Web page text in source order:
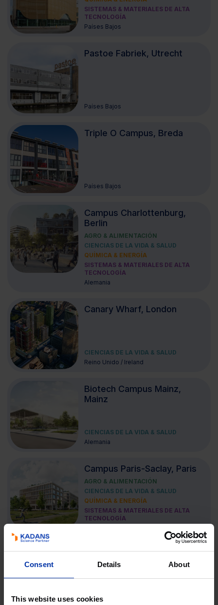
Consent Details About
This website uses cookies
SISTEMAS & MATERIALES DE ALTA
TECNOLOGÍA
Países Bajos
Países Bajos
Pastoe Fabriek, Utrecht
Países Bajos
Triple O Campus, Breda
AGRO & ALIMENTACIÓN
CIENCIAS DE LA VIDA & SALUD
QUÍMICA & ENERGÍA
SISTEMAS & MATERIALES DE ALTA
TECNOLOGÍA
Alemania
Campus Charlottenburg,
Berlin
CIENCIAS DE LA VIDA & SALUD
Reino Unido / Ireland
Canary Wharf, London
CIENCIAS DE LA VIDA & SALUD
Alemania
Biotech Campus Mainz,
Mainz
AGRO & ALIMENTACIÓN
CIENCIAS DE LA VIDA & SALUD
QUÍMICA & ENERGÍA
SISTEMAS & MATERIALES DE ALTA
TECNOLOGÍA
Campus Paris-Saclay, Paris
TECNOLOGÍA
Automotive Campus,
Helmond